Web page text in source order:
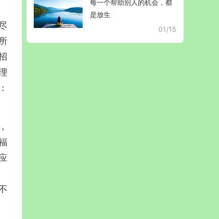
每一个帮助别人的机会，都
是放生
01/15